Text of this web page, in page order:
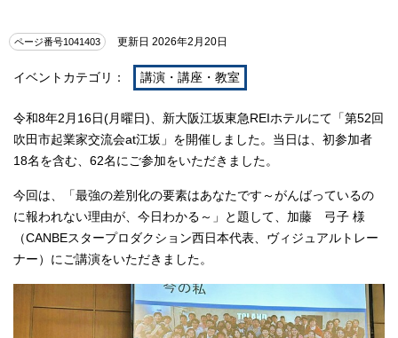
ページ番号1041403 更新日 2026年2月20日
イベントカテゴリ： 講演・講座・教室
令和8年2月16日(月曜日)、新大阪江坂東急REIホテルにて「第52回
吹田市起業家交流会at江坂」を開催しました。当日は、初参加者
18名を含む、62名にご参加をいただきました。
今回は、「最強の差別化の要素はあなたです～がんばっているの
に報われない理由が、今日わかる～」と題して、加藤 弓子 様
（CANBEスタープロダクション西日本代表、ヴィジュアルトレー
ナー）にご講演をいただきました。